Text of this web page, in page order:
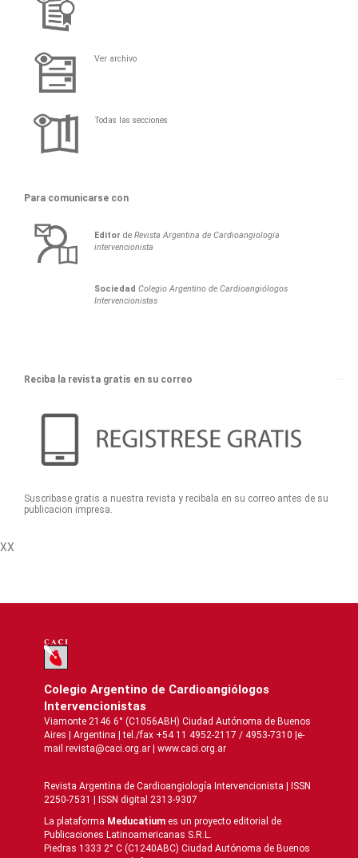
Ver archivo
Todas las secciones
Para comunicarse con
Editor deRevista Argentina de Cardioangiología
intervencionista
Sociedad Colegio Argentino de Cardioangiólogos
Intervencionistas
Reciba la revista gratis en su correo
Suscribase gratis a nuestra revista y recibala en su correo antes de su
publicacion impresa.
XX
Colegio Argentino de Cardioangiólogos
Intervencionistas
Viamonte 2146 6° (C1056ABH) Ciudad Autónoma de Buenos
Aires | Argentina | tel./fax +54 11 4952-2117 / 4953-7310 |e-
mail revista@caci.org.ar | www.caci.org.ar
Revista Argentina de Cardioangiologí­a Intervencionista | ISSN
2250-7531 | ISSN digital 2313-9307
La plataforma Meducatium es un proyecto editorial de
Publicaciones Latinoamericanas S.R.L.
Piedras 1333 2° C (C1240ABC) Ciudad Autónoma de Buenos